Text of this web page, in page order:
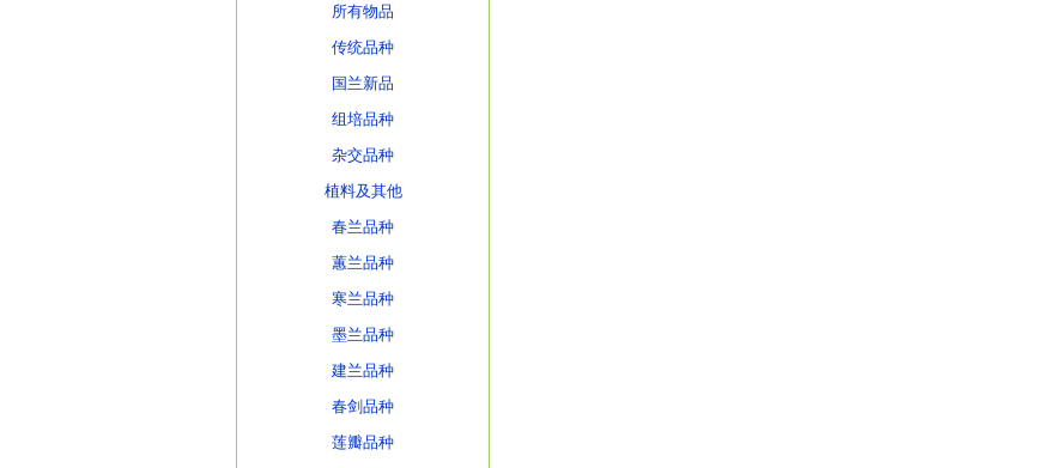
所有物品
传统品种
国兰新品
组培品种
杂交品种
植料及其他
春兰品种
蕙兰品种
寒兰品种
墨兰品种
建兰品种
春剑品种
莲瓣品种